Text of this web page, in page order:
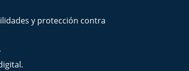
y protección contra